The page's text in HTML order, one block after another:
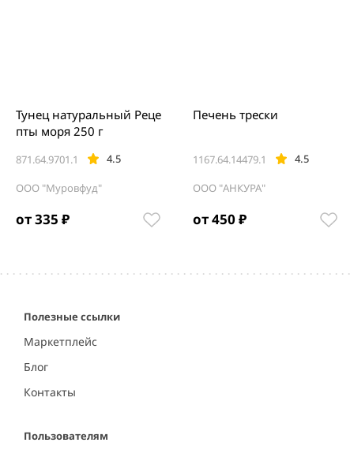
от 335 ₽
871.64.9701.1 4.5
Тунец натуральный Реце
пты моря 250 г
ООО "Муровфуд"
от 450 ₽
1167.64.14479.1 4.5
Печень трески
ООО "АНКУРА"
5
Полезные ссылки
Маркетплейс
Блог
Контакты
Пользователям